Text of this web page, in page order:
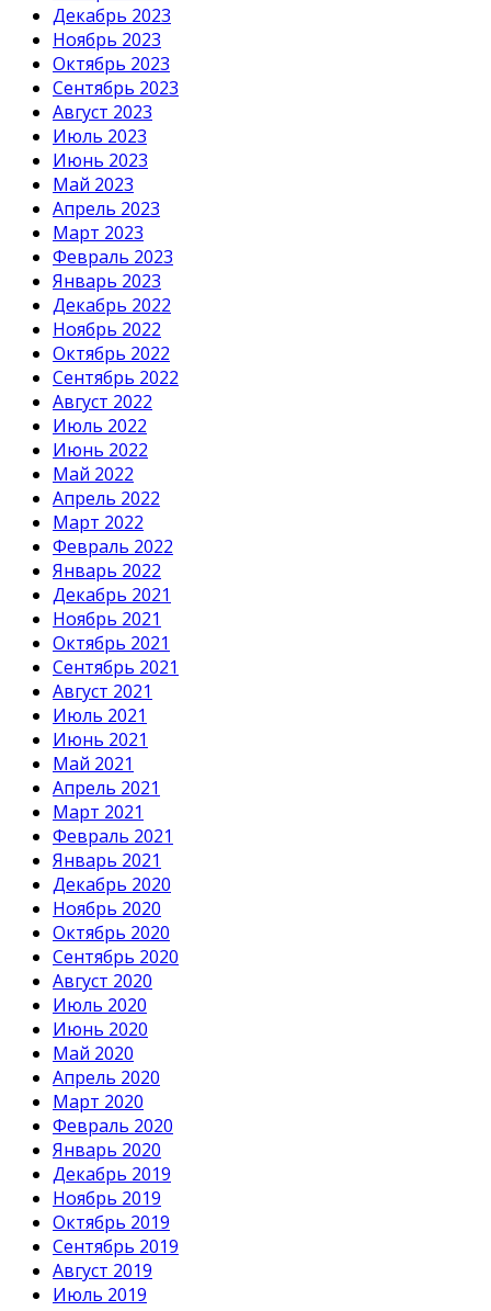
Декабрь 2023
Ноябрь 2023
Октябрь 2023
Сентябрь 2023
Август 2023
Июль 2023
Июнь 2023
Май 2023
Апрель 2023
Март 2023
Февраль 2023
Январь 2023
Декабрь 2022
Ноябрь 2022
Октябрь 2022
Сентябрь 2022
Август 2022
Июль 2022
Июнь 2022
Май 2022
Апрель 2022
Март 2022
Февраль 2022
Январь 2022
Декабрь 2021
Ноябрь 2021
Октябрь 2021
Сентябрь 2021
Август 2021
Июль 2021
Июнь 2021
Май 2021
Апрель 2021
Март 2021
Февраль 2021
Январь 2021
Декабрь 2020
Ноябрь 2020
Октябрь 2020
Сентябрь 2020
Август 2020
Июль 2020
Июнь 2020
Май 2020
Апрель 2020
Март 2020
Февраль 2020
Январь 2020
Декабрь 2019
Ноябрь 2019
Октябрь 2019
Сентябрь 2019
Август 2019
Июль 2019